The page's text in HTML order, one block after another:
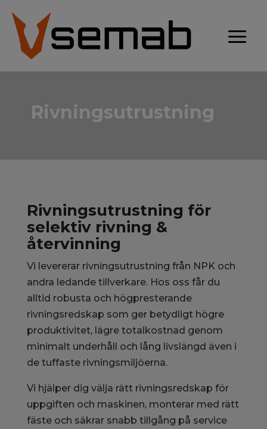
Rivningsutrustning
Rivningsutrustning för
selektiv rivning &
återvinning
Vi levererar rivningsutrustning från NPK och
andra ledande tillverkare. Hos oss får du
alltid robusta och högpresterande
rivningsredskap som ger betydligt högre
produktivitet, lägre totalkostnad genom
minimalt underhåll och lång livslängd även i
de tuffaste rivningsmiljöerna.
Vi hjälper dig välja rätt rivningsredskap för
uppgiften och maskinen, monterar med rätt
fäste och säkrar snabb tillgång på service